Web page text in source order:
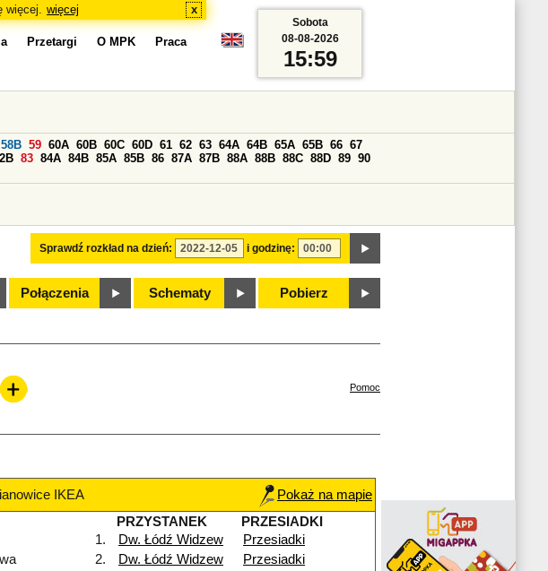
więcej. więcej x
Przetargi O MPK Praca
Sprawdź rozkład na dzień: i godzinę:
58B 59 60A 60B 60C 60D 61 62 63 64A 64B 65A 65B 66 67
83 84A 84B 85A 85B 86 87A 87B 88A 88B 88C 88D 89 90
Połączenia Schematy Pobierz
Sobota
08-08-2026
15:59
Pomoc
IKEA
Pokaż na mapie
PRZYSTANEK
PRZESIADKI
1.
Dw. Łódź Widzew
Przesiadki
2. Dw. Łódź Widzew
Przesiadki